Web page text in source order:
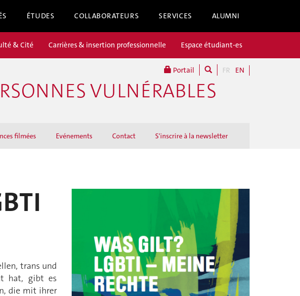
ÉTUDES COLLABORATEURS SERVICES ALUMNI
Portail FR EN
& Cité Carrières & insertion professionnelle Espace étudiant-es
VULNÉRABLES
filmées Evénements Contact S'inscrire à la newsletter
trans und
hat, gibt es
die mit ihrer